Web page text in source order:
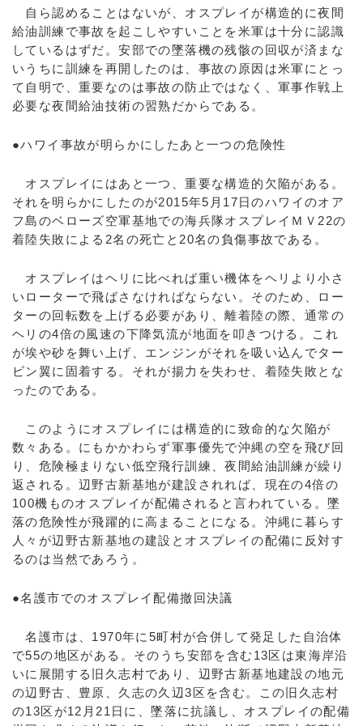
自ら認めることはないが、オスプレイが構造的に夜間
給油訓練で事故を起こしやすいことを米軍は十分に認識
しているはずだ。安部での墜落機の残骸の回収が済まな
いうちに訓練を再開したのは、事故の原因は米軍にとっ
て自明で、重要なのは事故の防止ではなく、軍事作戦上
必要な夜間給油技術の習熟だからである。
●ハワイ事故が明らかにしたあと一つの危険性
オスプレイにはあと一つ、重要な構造的欠陥がある。
それを明らかにしたのが2015年5月17日のハワイのオア
フ島のベローズ空軍基地での海兵隊オスプレイＭＶ22の
着陸失敗による2名の死亡と20名の負傷事故である。
オスプレイはヘリに比べれば重い機体をヘリより小さ
いローターで飛ばさなければならない。そのため、ロー
ターの回転数を上げる必要があり、離着陸の際、通常の
ヘリの4倍の風速の下降気流が地面を叩きつける。これ
が埃や砂を舞い上げ、エンジンがそれを吸い込んでター
ビン翼に固着する。それが揚力を失わせ、着陸失敗とな
ったのである。
このようにオスプレイには構造的に致命的な欠陥が
数々ある。にもかかわらず軍事優先で沖縄の空を飛び回
り、危険極まりない低空飛行訓練、夜間給油訓練が繰り
返される。辺野古新基地が建設されれば、現在の4倍の
100機ものオスプレイが配備されると言われている。墜
落の危険性が飛躍的に高まることになる。沖縄に暮らす
人々が辺野古新基地の建設とオスプレイの配備に反対す
るのは当然であろう。
●名護市でのオスプレイ配備撤回決議
名護市は、1970年に5町村が合併して発足した自治体
で55の地区がある。そのうち安部を含む13区は東海岸沿
いに展開する旧久志村であり、辺野古新基地建設の地元
の辺野古、豊原、久志の久辺3区を含む。この旧久志村
の13区が12月21日に、墜落に抗議し、オスプレイの配備